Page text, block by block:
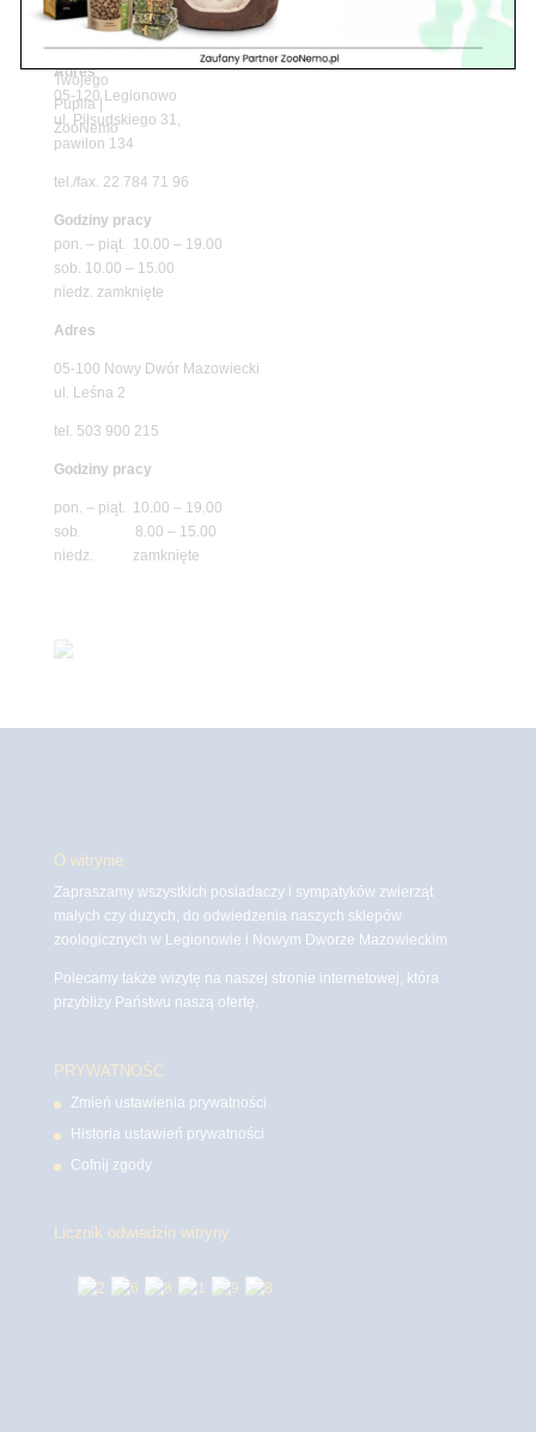
Adres
05-120 Legionowo
ul. Piłsudskiego 31,
pawilon 134
tel./fax. 22 784 71 96
Godziny pracy
pon. – piąt. 10.00 – 19.00
sob. 10.00 – 15.00
niedz. zamknięte
Adres
05-100 Nowy Dwór Mazowiecki
ul. Leśna 2
tel. 503 900 215
Godziny pracy
pon. – piąt. 10.00 – 19.00
sob. 8.00 – 15.00
niedz. zamknięte
O witrynie
Zapraszamy wszystkich posiadaczy i sympatyków zwierząt
małych czy dużych, do odwiedzenia naszych sklepów
zoologicznych w Legionowie i Nowym Dworze Mazowieckim
Polecamy także wizytę na naszej stronie internetowej, która
przybliży Państwu naszą ofertę.
PRYWATNOŚĆ
Zmień ustawienia prywatności
Historia ustawień prywatności
Cofnij zgody
Licznik odwiedzin witryny